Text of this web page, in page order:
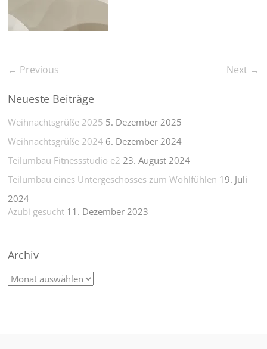
← Previous Next →
Neueste Beiträge
Weihnachtsgrüße 2025 5. Dezember 2025
Weihnachtsgrüße 2024 6. Dezember 2024
Teilumbau Fitnessstudio e2 23. August 2024
Teilumbau eines Untergeschosses zum Wohlfühlen 19. Juli
2024
Azubi gesucht 11. Dezember 2023
Archiv